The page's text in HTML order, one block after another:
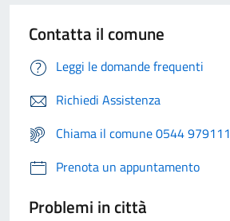
Contatta il comune
Leggi le domande frequenti
Richiedi Assistenza
Chiama il comune 0544 979111
Prenota un appuntamento
Problemi in città